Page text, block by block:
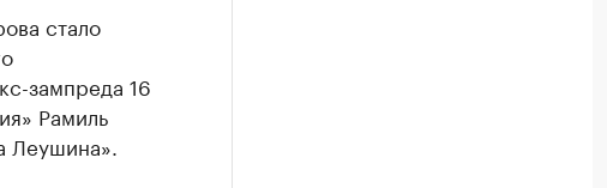
стало
зампреда 16
Рамиль
Леушина».